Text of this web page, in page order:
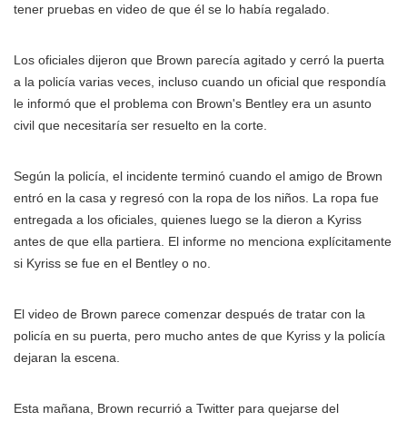
tener pruebas en video de que él se lo había regalado.
Los oficiales dijeron que Brown parecía agitado y cerró la puerta
a la policía varias veces, incluso cuando un oficial que respondía
le informó que el problema con Brown's Bentley era un asunto
civil que necesitaría ser resuelto en la corte.
Según la policía, el incidente terminó cuando el amigo de Brown
entró en la casa y regresó con la ropa de los niños. La ropa fue
entregada a los oficiales, quienes luego se la dieron a Kyriss
antes de que ella partiera. El informe no menciona explícitamente
si Kyriss se fue en el Bentley o no.
El video de Brown parece comenzar después de tratar con la
policía en su puerta, pero mucho antes de que Kyriss y la policía
dejaran la escena.
Esta mañana, Brown recurrió a Twitter para quejarse del